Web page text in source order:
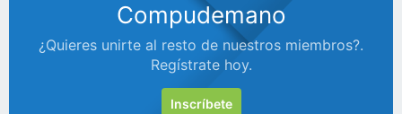
Compudemano
¿Quieres unirte al resto de nuestros miembros?.
Regístrate hoy.
Inscríbete